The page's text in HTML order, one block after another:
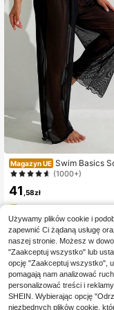
Magazyn UE Swim Basics
ześwitujące, siatkowe,
(1000+)
41 ,58zł
4-5 dni roboczych
Używamy plików cookie i
zapewnić Ci żądaną usługę
naszej stronie. Możesz w
"Zaakceptuj wszystko" lub
opcję "Zaakceptuj wszystko",
pomagają nam analizować
personalizować treści i
SHEIN. Wybierając opcję
niezbędnych plików cookie,